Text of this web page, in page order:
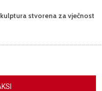
stvorena za vječnost